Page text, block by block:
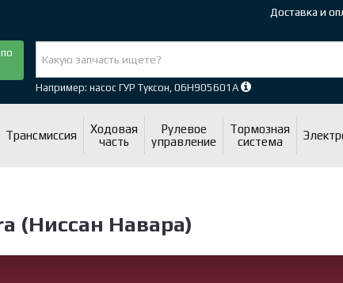
Доставка и
Например: насос ГУР Туксон, 06H905601A
Трансмиссия
Ходовая
часть
Рулевое
управление
Тормозная
система
(Ниссан Навара)